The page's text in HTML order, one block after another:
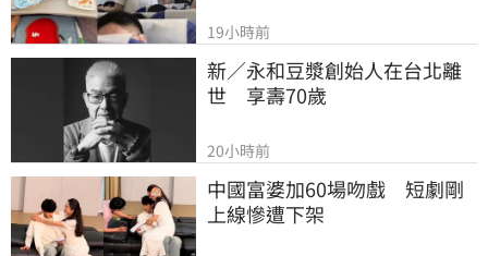
19小時前
新／永和豆漿創始人在台北離
世　享壽70歲
20小時前
中國富婆加60場吻戲　短劇剛
上線慘遭下架